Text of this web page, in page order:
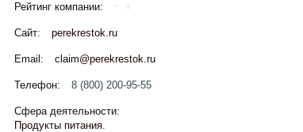
Рейтинг компании:
Сайт: perekrestok.ru
Email: claim@perekrestok.ru
Телефон: 8 (800) 200-95-55
Сфера деятельности:
Продукты питания.